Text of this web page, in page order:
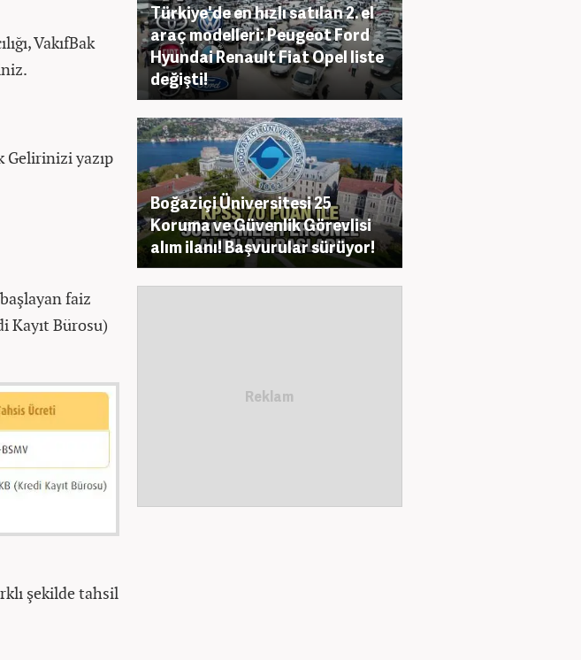
VakıfBak
Gelirinizi yazıp
faiz
Kayıt Bürosu)
şekilde tahsil
Türkiye'de en hızlı satılan 2. el
araç modelleri: Peugeot Ford
Hyundai Renault Fiat Opel liste
değişti!
Boğaziçi Üniversitesi 25
Koruma ve Güvenlik Görevlisi
alım ilanı! Başvurular sürüyor!